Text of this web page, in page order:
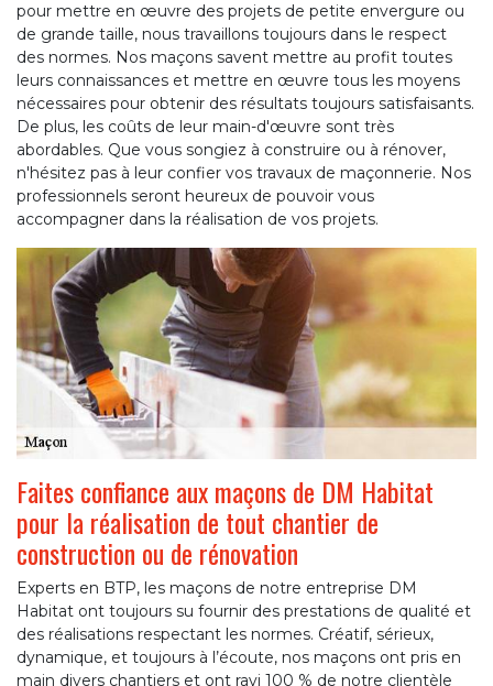
pour mettre en œuvre des projets de petite envergure ou
de grande taille, nous travaillons toujours dans le respect
des normes. Nos maçons savent mettre au profit toutes
leurs connaissances et mettre en œuvre tous les moyens
nécessaires pour obtenir des résultats toujours satisfaisants.
De plus, les coûts de leur main-d'œuvre sont très
abordables. Que vous songiez à construire ou à rénover,
n'hésitez pas à leur confier vos travaux de maçonnerie. Nos
professionnels seront heureux de pouvoir vous
accompagner dans la réalisation de vos projets.
Faites confiance aux maçons de DM Habitat
pour la réalisation de tout chantier de
construction ou de rénovation
Experts en BTP, les maçons de notre entreprise DM
Habitat ont toujours su fournir des prestations de qualité et
des réalisations respectant les normes. Créatif, sérieux,
dynamique, et toujours à l’écoute, nos maçons ont pris en
main divers chantiers et ont ravi 100 % de notre clientèle